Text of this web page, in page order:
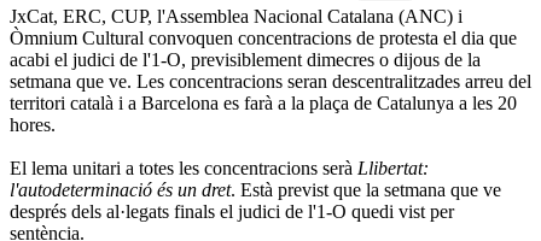
JxCat, ERC, CUP, l'Assemblea Nacional Catalana (ANC) i
Òmnium Cultural convoquen concentracions de protesta el dia que
acabi el judici de l'1-O, previsiblement dimecres o dijous de la
setmana que ve. Les concentracions seran descentralitzades arreu del
territori català i a Barcelona es farà a la plaça de Catalunya a les 20
hores.
El lema unitari a totes les concentracions serà Llibertat:
l'autodeterminació és un dret. Està previst que la setmana que ve
després dels al·legats finals el judici de l'1-O quedi vist per
sentència.